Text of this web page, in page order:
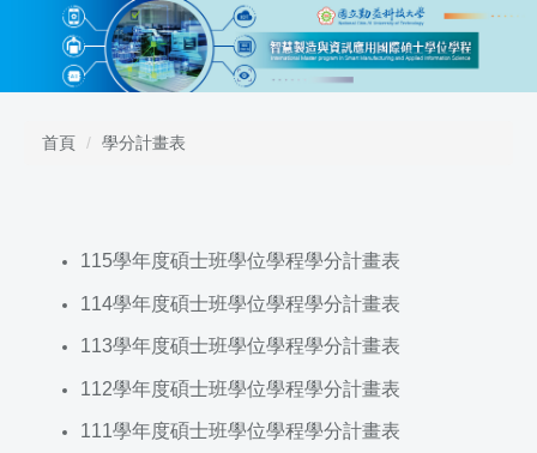
要
首頁 學分計畫表
115學年度碩士班學位學程學分計畫表
114學年度碩士班學位學程學分計畫表
113學年度碩士班學位學程學分計畫表
112學年度碩士班學位學程學分計畫表
111學年度碩士班學位學程學分計畫表